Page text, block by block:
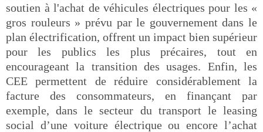
soutien à l'achat de véhicules électriques pour les «
gros rouleurs » prévu par le gouvernement dans le
plan électrification, offrent un impact bien supérieur
pour les publics les plus précaires, tout en
encourageant la transition des usages. Enfin, les
CEE permettent de réduire considérablement la
facture des consommateurs, en finançant par
exemple, dans le secteur du transport le leasing
social d’une voiture électrique ou encore l’achat